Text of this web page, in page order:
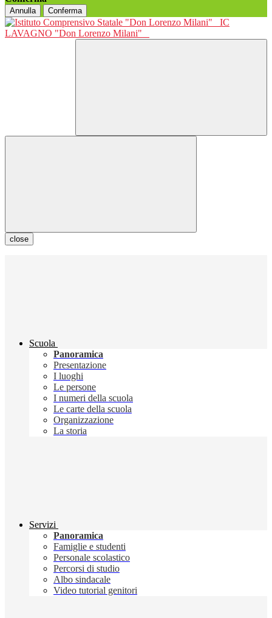
Annulla Conferma
IC
LAVAGNO "Don Lorenzo Milani"
close
Scuola
Panoramica
Presentazione
I luoghi
Le persone
I numeri della scuola
Le carte della scuola
Organizzazione
La storia
Servizi
Panoramica
Famiglie e studenti
Personale scolastico
Percorsi di studio
Albo sindacale
Video tutorial genitori